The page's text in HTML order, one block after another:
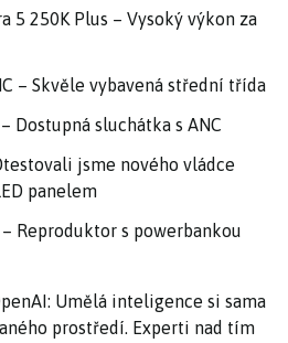
5 250K Plus – Vysoký výkon za
– Skvěle vybavená střední třída
Dostupná sluchátka s ANC
jsme nového vládce
panelem
– Reproduktor s powerbankou
Umělá inteligence si sama
prostředí. Experti nad tím